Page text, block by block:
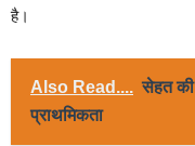
है।
Also Read.... सेहत की
प्राथमिकता